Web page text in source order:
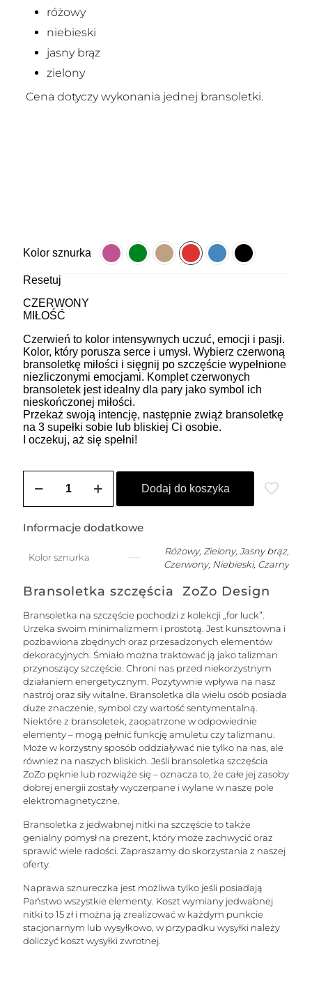
różowy
niebieski
jasny brąz
zielony
Cena dotyczy wykonania jednej bransoletki.
Kolor sznurka
Resetuj
CZERWONY
MIŁOŚĆ
Czerwień to kolor intensywnych uczuć, emocji i pasji.
Kolor, który porusza serce i umysł. Wybierz czerwoną
bransoletkę miłości i sięgnij po szczęście wypełnione
niezliczonymi emocjami. Komplet czerwonych
bransoletek jest idealny dla pary jako symbol ich
nieskończonej miłości.
Przekaż swoją intencję, następnie zwiąż bransoletkę
na 3 supełki sobie lub bliskiej Ci osobie.
I oczekuj, aż się spełni!
SOLE
na
łańcuszku
nitką
z
kuleczką
-
srebrna
Dodaj do koszyka
Informacje dodatkowe
Kolor sznurka
Różowy, Zielony, Jasny brąz,
Czerwony, Niebieski, Czarny
Bransoletka szczęścia ZoZo Design
Bransoletka na szczęście pochodzi z kolekcji „for luck”.
Urzeka swoim minimalizmem i prostotą. Jest kunsztowna i
pozbawiona zbędnych oraz przesadzonych elementów
dekoracyjnych. Śmiało można traktować ją jako talizman
przynoszący szczęście. Chroni nas przed niekorzystnym
działaniem energetycznym. Pozytywnie wpływa na nasz
nastrój oraz siły witalne. Bransoletka dla wielu osób posiada
duże znaczenie, symbol czy wartość sentymentalną.
Niektóre z bransoletek, zaopatrzone w odpowiednie
elementy – mogą pełnić funkcję amuletu czy talizmanu.
Może w korzystny sposób oddziaływać nie tylko na nas, ale
również na naszych bliskich. Jeśli bransoletka szczęścia
ZoZo pęknie lub rozwiąże się – oznacza to, że całe jej zasoby
dobrej energii zostały wyczerpane i wylane w nasze pole
elektromagnetyczne.
Bransoletka z jedwabnej nitki na szczęście to także
genialny pomysł na prezent, który może zachwycić oraz
sprawić wiele radości. Zapraszamy do skorzystania z naszej
oferty.
Naprawa sznureczka jest możliwa tylko jeśli posiadają
Państwo wszystkie elementy. Koszt wymiany jedwabnej
nitki to 15 zł i można ją zrealizować w każdym punkcie
stacjonarnym lub wysyłkowo, w przypadku wysyłki należy
doliczyć koszt wysyłki zwrotnej.